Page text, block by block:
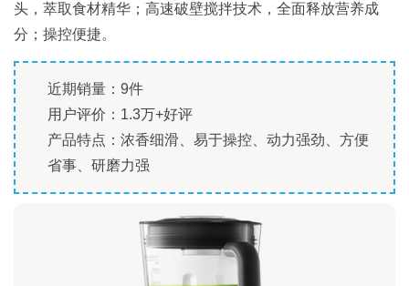
头，萃取食材精华；高速破壁搅拌技术，全面释放营养成
分；操控便捷。
近期销量：9件
用户评价：1.3万+好评
产品特点：浓香细滑、易于操控、动力强劲、方便
省事、研磨力强